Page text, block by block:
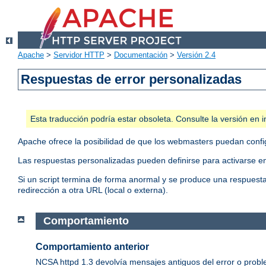
Apache > Servidor HTTP > Documentación > Versión 2.4
Respuestas de error personalizadas
Esta traducción podría estar obsoleta. Consulte la versión
Apache ofrece la posibilidad de que los webmasters puedan
Las respuestas personalizadas pueden definirse para activarse
Si un script termina de forma anormal y se produce una
redirección a otra URL (local o externa).
Comportamiento
Comportamiento anterior
NCSA httpd 1.3 devolvía mensajes antiguos del error o